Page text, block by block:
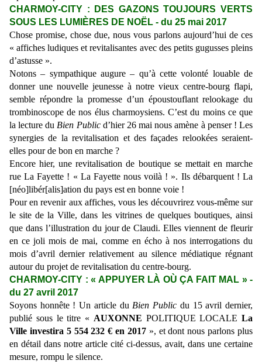
CHARMOY-CITY : DES GAZONS TOUJOURS VERTS
SOUS LES LUMIÈRES DE NOËL - du 25 mai 2017
Chose promise, chose due, nous vous parlons aujourd’hui de ces
« affiches ludiques et revitalisantes avec des petits gugusses pleins
d’astusse ».
Notons – sympathique augure – qu’à cette volonté louable de
donner une nouvelle jeunesse à notre vieux centre-bourg flapi,
semble répondre la promesse d’un époustouflant relookage du
trombinoscope de nos élus charmoysiens. C’est du moins ce que
la lecture du Bien Publicd’hier 26 mai nous amène à penser ! Les
synergies de la revitalisation et des façades relookées seraient-
elles pour de bon en marche ?
Encore hier, une revitalisation de boutique se mettait en marche
rue La Fayette ! « La Fayette nous voilà ! ». Ils débarquent ! La
[néo]libér[alis]ation du pays est en bonne voie !
Pour en revenir aux affiches, vous les découvrirez vous-même sur
le site de la Ville, dans les vitrines de quelques boutiques, ainsi
que dans l’illustration du jour de Claudi. Elles viennent de fleurir
en ce joli mois de mai, comme en écho à nos interrogations du
mois d’avril dernier relativement au silence médiatique régnant
autour du projet de revitalisation du centre-bourg.
CHARMOY-CITY : « APPUYER LÀ OÙ ÇA FAIT MAL » -
du 27 avril 2017
Soyons honnête ! Un article du Bien Public du 15 avril dernier,
publié sous le titre « AUXONNE POLITIQUE LOCALE La
Ville investira 5 554 232 € en 2017», et dont nous parlons plus
en détail dans notre article cité ci-dessus, avait, dans une certaine
mesure, rompu le silence.